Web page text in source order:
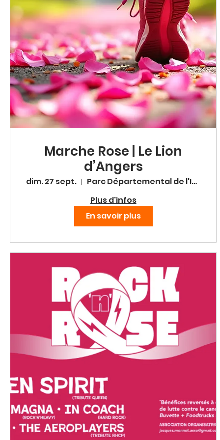
Marche Rose | Le Lion
d’Angers
dim. 27 sept.
Parc Départemental de l'Isle Briand
Plus d'infos
En savoir plus